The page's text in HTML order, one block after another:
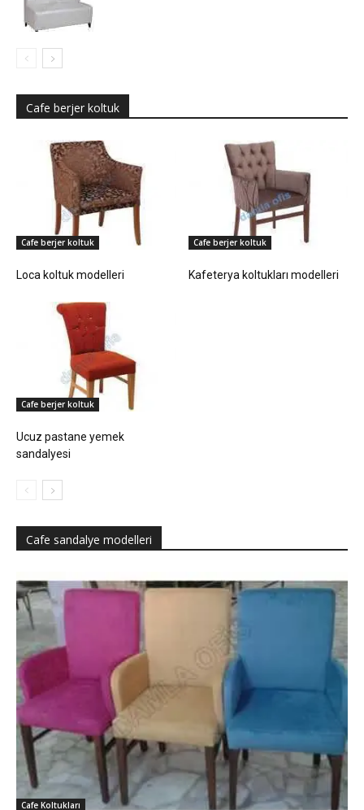
Cafe berjer koltuk
Cafe berjer koltuk
Loca koltuk modelleri
Cafe berjer koltuk
Kafeterya koltukları modelleri
Cafe berjer koltuk
Ucuz pastane yemek
sandalyesi
Cafe sandalye modelleri
Cafe Koltukları